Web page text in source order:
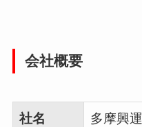
会社概要
社名 多摩興運